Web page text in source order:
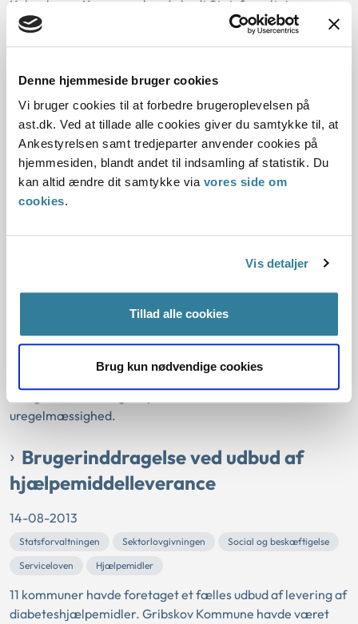
Denne hjemmeside bruger cookies
Vi bruger cookies til at forbedre brugeroplevelsen på
ast.dk. Ved at tillade alle cookies giver du samtykke til, at
Ankestyrelsen samt tredjeparter anvender cookies på
hjemmesiden, blandt andet til indsamling af statistik. Du
kan altid ændre dit samtykke via vores side om
cookies.
Vis detaljer
Tillad alle cookies
Brug kun nødvendige cookies
Københavns Kommune havde bedt Statsforvaltningen om
en udtalelse om, hvorvidt kommunen lovligt i alle
tjenesteydelses-, drifts-, og bygge- og anlægskontrakter
Statsforvaltningen afslog at afgive en udtalelse.
Statsforvaltningen henviste til, at det rejste spørgsmål
syntes forholdsvist velbelyst i den foreliggende t...
Kommuners reaktionsmuligheder
ved mistanke om snyd med sociale
ydelser
Notatpligt
en henvendelse om, at Aarhus Kommune angiveligt havde
observeret en kvinde, som var mistænkt for at snyde med
sociale ydelser, gennem tre måneder.
Statsforvaltningen udtalte sig generelt om kommuners
uregelmæssighed.
Brugerinddragelse ved udbud af
hjælpemiddelleverance
14-08-2013
Statsforvaltningen Sektorlovgivningen
Social og beskæftigelse
Serviceloven
Hjælpemidler
11 kommuner havde foretaget et fælles udbud af levering af
diabeteshjælpemidler. Gribskov Kommune havde været